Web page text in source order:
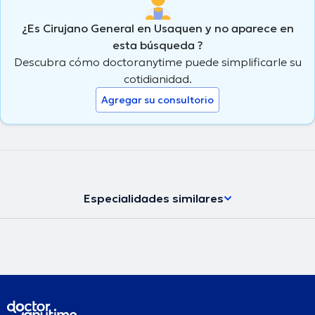
¿Es Cirujano General en Usaquen y no aparece en
esta búsqueda ?
Descubra cómo doctoranytime puede simplificarle su
cotidianidad.
Agregar su consultorio
Especialidades similares